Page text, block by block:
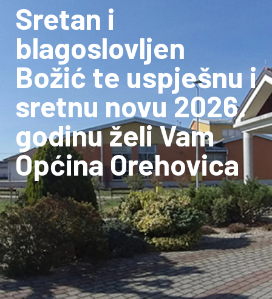
Sretan i
blagoslovljen
Božić te uspješnu i
sretnu novu 2026.
godinu želi Vam
Općina Orehovica